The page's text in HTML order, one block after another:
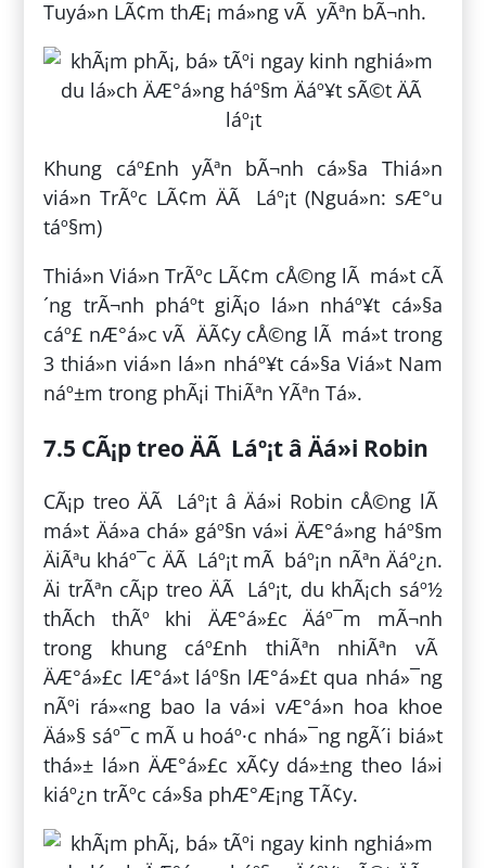
Tuyá»n LÃ¢m thÆ¡ má»ng vÃ yÃªn bÃ¬nh.
Khung cáº£nh yÃªn bÃ¬nh cá»§a Thiá»n
viá»n TrÃºc LÃ¢m ÄÃ Láº¡t (Nguá»n: sÆ°u
táº§m)
Thiá»n Viá»n TrÃºc LÃ¢m cÅ©ng lÃ má»t cÃ
´ng trÃ¬nh pháº­t giÃ¡o lá»n nháº¥t cá»§a
cáº£ nÆ°á»c vÃ ÄÃ¢y cÅ©ng lÃ má»t trong
3 thiá»n viá»n lá»n nháº¥t cá»§a Viá»t Nam
náº±m trong phÃ¡i ThiÃªn YÃªn Tá»­.
7.5 CÃ¡p treo ÄÃ Láº¡t â Äá»i Robin
CÃ¡p treo ÄÃ Láº¡t â Äá»i Robin cÅ©ng lÃ
má»t Äá»a chá» gáº§n vá»i ÄÆ°á»ng háº§m
ÄiÃªu kháº¯c ÄÃ Láº¡t mÃ báº¡n nÃªn Äáº¿n.
Äi trÃªn cÃ¡p treo ÄÃ Láº¡t, du khÃ¡ch sáº½
thÃ­ch thÃº khi ÄÆ°á»£c Äáº¯m mÃ¬nh
trong khung cáº£nh thiÃªn nhiÃªn vÃ
ÄÆ°á»£c lÆ°á»t láº§n lÆ°á»£t qua nhá»¯ng
nÃºi rá»«ng bao la vá»i vÆ°á»n hoa khoe
Äá»§ sáº¯c mÃ u hoáº·c nhá»¯ng ngÃ´i biá»t
thá»± lá»n ÄÆ°á»£c xÃ¢y dá»±ng theo lá»i
kiáº¿n trÃºc cá»§a phÆ°Æ¡ng TÃ¢y.